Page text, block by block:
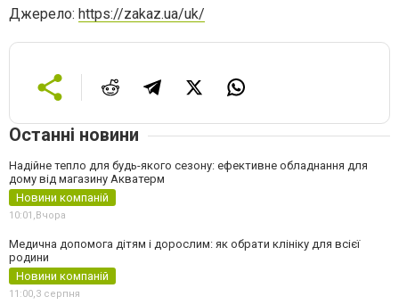
Джерело: https://zakaz.ua/uk/
Останні новини
Надійне тепло для будь-якого сезону: ефективне обладнання для
дому від магазину Акватерм
Новини компаній
10:01,Вчора
Медична допомога дітям і дорослим: як обрати клініку для всієї
родини
Новини компаній
11:00,3 серпня